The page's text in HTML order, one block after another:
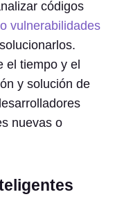
códigos
vulnerabilidades
el tiempo y el
y solución de
nuevas o